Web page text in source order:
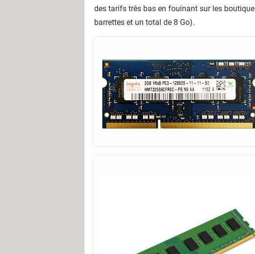
des tarifs très bas en fouinant sur les
barrettes et un total de 8 Go).